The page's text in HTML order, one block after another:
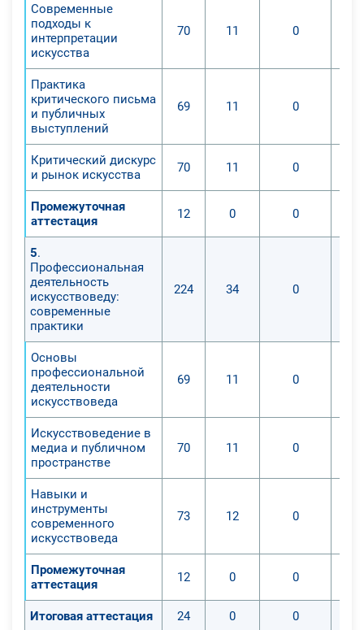
Современные
подходы к
интерпретации
искусства
70 11 0
Практика
критического письма
и публичных
выступлений
69 11 0
Критический дискурс
и рынок искусства
70 11 0
Промежуточная
аттестация
12 0 0
5.
Профессиональная
деятельность
искусствоведу:
современные
практики
224 34 0
Основы
профессиональной
деятельности
искусствоведа
69 11 0
Искусствоведение в
медиа и публичном
пространстве
70 11 0
Навыки и
инструменты
современного
искусствоведа
73 12 0
Промежуточная
аттестация
12 0 0
Итоговая аттестация 24 0 0